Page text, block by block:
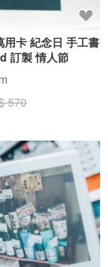
用卡 紀念日 手工書
訂製 情人節
570